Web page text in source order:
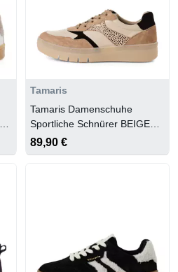
Tamaris
Tamaris Damenschuhe
Sportliche Schnürer BEIGE
COMB
89,90 €